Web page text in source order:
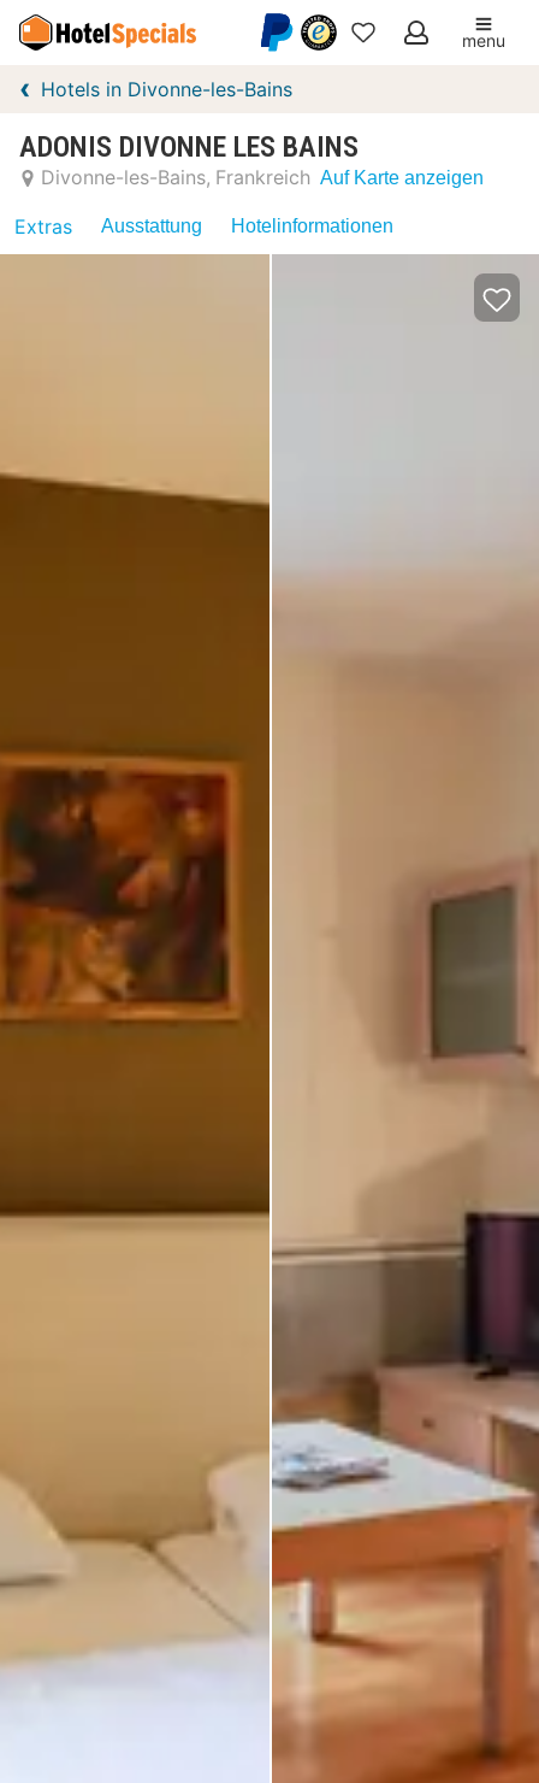
Meine
menu
Hotels in Divonne-les-Bains
ADONIS DIVONNE LES BAINS
Divonne-les-Bains Frankreich Auf Karte anzeigen
Extras Ausstattung Hotelinformationen